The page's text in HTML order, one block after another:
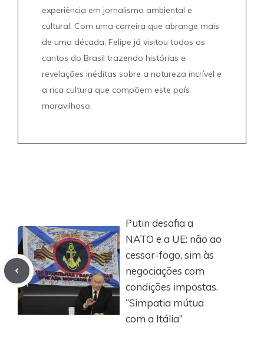
experiência em jornalismo ambiental e
cultural. Com uma carreira que abrange mais
de uma década, Felipe já visitou todos os
cantos do Brasil trazendo histórias e
revelações inéditas sobre a natureza incrível e
a rica cultura que compõem este país
maravilhoso.
Putin desafia a
NATO e a UE: não ao
cessar-fogo, sim às
negociações com
condições impostas.
“Simpatia mútua
com a Itália”